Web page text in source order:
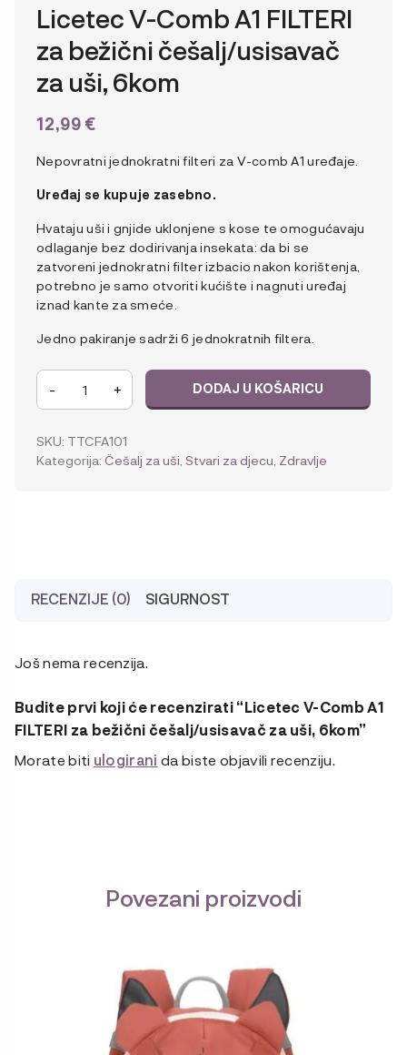
Licetec V-Comb A1 FILTERI
za bežični češalj/usisavač
za uši, 6kom
12,99 €
Nepovratni jednokratni filteri za V-comb A1 uređaje.
Uređaj se kupuje zasebno.
Hvataju uši i gnjide uklonjene s kose te omogućavaju
odlaganje bez dodirivanja insekata: da bi se
zatvoreni jednokratni filter izbacio nakon korištenja,
potrebno je samo otvoriti kućište i nagnuti uređaj
iznad kante za smeće.
Jedno pakiranje sadrži 6 jednokratnih filtera.
Licetec
V-
A1
FILTERI
- + DODAJ U KOŠARICU
SKU: TTCFA101
Kategorija: Češalj za uši Stvari za djecu Zdravlje
RECENZIJE (0) SIGURNOST
Još nema recenzija.
Budite prvi koji će recenzirati “Licetec V-Comb A1
FILTERI za bežični češalj/usisavač za uši, 6kom”
Morate biti ulogirani da biste objavili recenziju.
Povezani proizvodi